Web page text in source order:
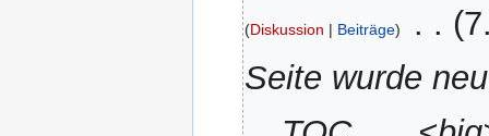
2023
Diskussion Beiträge
Seite wurde